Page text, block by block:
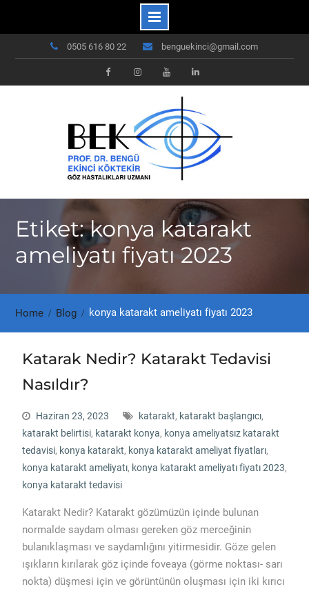
0505 616 80 22 benguekinci@gmail.com
FacebookInstagramYoutube Linkedin
Etiket: konya katarakt
ameliyatı fiyatı 2023
Home Blog konya katarakt ameliyatı fiyatı 2023
Katarak Nedir? Katarakt Tedavisi
Nasıldır?
Haziran 23, 2023 katarakt, katarakt başlangıcı,
katarakt belirtisi, katarakt konya, konya ameliyatsız katarakt
tedavisi, konya katarakt, konya katarakt ameliyat fiyatları,
konya katarakt ameliyatı, konya katarakt ameliyatı fiyatı 2023,
konya katarakt tedavisi
Katarakt Nedir? Katarakt gözümüzün içinde bulunan
normalde saydam olması gereken göz merceğinin
bulanıklaşması ve saydamlığını yitirmesidir. Göze gelen
ışıkların kırılarak göz içinde foveaya (görme noktası- sarı
nokta) düşmesi için ve görüntünün oluşması için iki kırıcı